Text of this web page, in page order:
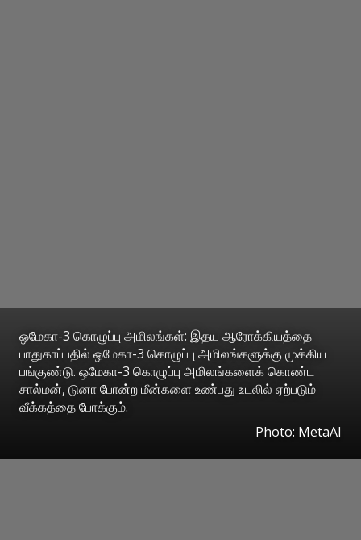
ஒமேகா-3 கொழுப்பு அமிலங்கள்: இதய ஆரோக்கியத்தை
பாதுகாப்பதில் ஒமேகா-3 கொழுப்பு அமிலங்களுக்கு முக்கிய
பங்குண்டு. ஒமேகா-3 கொழுப்பு அமிலங்களைக் கொண்ட
சால்மன், டுனா போன்ற மீன்களை உண்பது உடலில் ஏற்படும்
வீக்கத்தை போக்கும்.
Photo: MetaAI